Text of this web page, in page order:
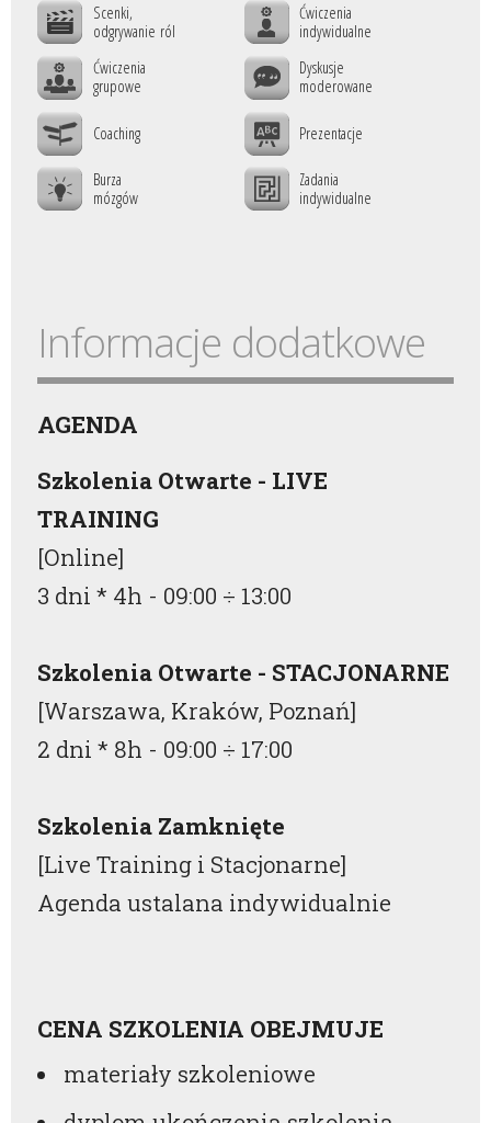
Scenki,
odgrywanie ról
Ćwiczenia
indywidualne
Ćwiczenia
grupowe
Dyskusje
moderowane
Coaching Prezentacje
Burza
mózgów
Zadania
indywidualne
Informacje dodatkowe
AGENDA
Szkolenia Otwarte - LIVE
TRAINING
[Online]
3 dni * 4h - 09:00 ÷ 13:00
Szkolenia Otwarte - STACJONARNE
[Warszawa, Kraków, Poznań]
2 dni * 8h - 09:00 ÷ 17:00
Szkolenia Zamknięte
[Live Training i Stacjonarne]
Agenda ustalana indywidualnie
CENA SZKOLENIA OBEJMUJE
materiały szkoleniowe